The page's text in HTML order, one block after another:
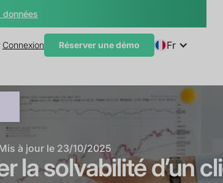
données
Connexion Réserver une démo Fr
à jour le 23/10/2025
la solvabilité d’un